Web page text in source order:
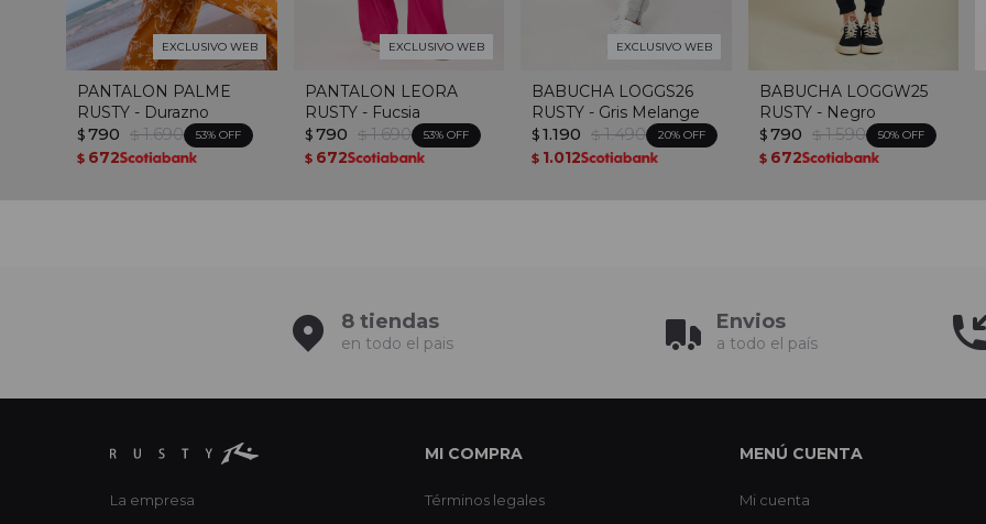
EXCLUSIVO WEB
PANTALON PALME
RUSTY - Durazno
$ 790 $ 1.690 53
$ 672
EXCLUSIVO WEB
PANTALON LEORA
RUSTY - Fucsia
$ 790 $ 1.690 53
$ 672
EXCLUSIVO WEB
BABUCHA LOGGS26
RUSTY - Gris Melange
$ 1.190 $ 1.490 20
$ 1.012
BABUCHA LOGGW25
RUSTY - Negro
$ 790 $ 1.590 50
$ 672
8 tiendas
en todo el pais
Envios
a todo el país
La empresa
MI COMPRA
Términos legales
MENÚ CUENTA
Mi cuenta